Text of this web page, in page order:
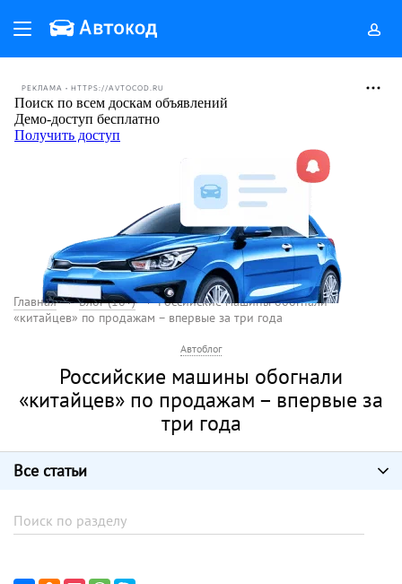
РЕКЛАМА • HTTPS://AVTOCOD.RU
Главная Блог (18+)
Российские машины обогнали
«китайцев» по продажам – впервые за три года
Автоблог
Российские машины обогнали
«китайцев» по продажам – впервые за
три года
Все статьи